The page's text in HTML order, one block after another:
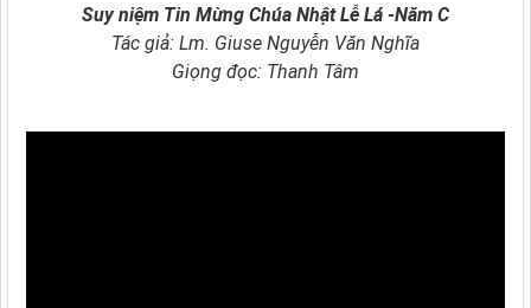
Suy niệm Tin Mừng Chúa Nhật Lễ Lá -Năm C
Tác giả: Lm. Giuse Nguyễn Văn Nghĩa
Giọng đọc: Thanh Tâm